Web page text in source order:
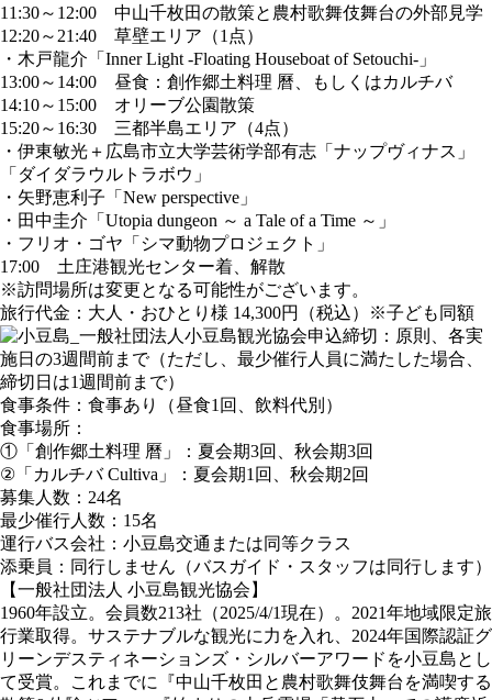
11:30～12:00 中山千枚田の散策と農村歌舞伎舞台の外部見学
12:20～21:40 草壁エリア（1点）
・木戸龍介「Inner Light -Floating Houseboat of Setouchi-」
13:00～14:00 昼食：創作郷土料理 曆、もしくはカルチバ
14:10～15:00 オリーブ公園散策
15:20～16:30 三都半島エリア（4点）
・伊東敏光＋広島市立大学芸術学部有志「ナップヴィナス」
「ダイダラウルトラボウ」
・矢野恵利子「New perspective」
・田中圭介「Utopia dungeon ～ a Tale of a Time ～」
・フリオ・ゴヤ「シマ動物プロジェクト」
17:00 土庄港観光センター着、解散
※訪問場所は変更となる可能性がございます。
旅行代金：大人・おひとり様 14,300円（税込）※子ども同額
申込締切：原則、各実
施日の3週間前まで（ただし、最少催行人員に満たした場合、
締切日は1週間前まで）
食事条件：食事あり（昼食1回、飲料代別）
食事場所：
①「創作郷土料理 曆」：夏会期3回、秋会期3回
②「カルチバ Cultiva」：夏会期1回、秋会期2回
募集人数：24名
最少催行人数：15名
運行バス会社：小豆島交通または同等クラス
添乗員：同行しません（バスガイド・スタッフは同行します）
【一般社団法人 小豆島観光協会】
1960年設立。会員数213社（2025/4/1現在）。2021年地域限定旅
行業取得。サステナブルな観光に力を入れ、2024年国際認証グ
リーンデスティネーションズ・シルバーアワードを小豆島とし
て受賞。これまでに『中山千枚田と農村歌舞伎舞台を満喫する